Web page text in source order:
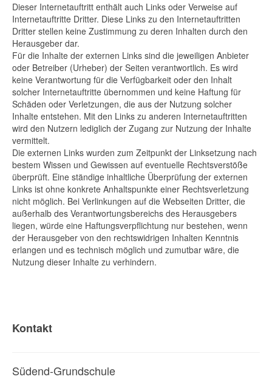
Dieser Internetauftritt enthält auch Links oder Verweise auf
Internetauftritte Dritter. Diese Links zu den Internetauftritten
Dritter stellen keine Zustimmung zu deren Inhalten durch den
Herausgeber dar.
Für die Inhalte der externen Links sind die jeweiligen Anbieter
oder Betreiber (Urheber) der Seiten verantwortlich. Es wird
keine Verantwortung für die Verfügbarkeit oder den Inhalt
solcher Internetauftritte übernommen und keine Haftung für
Schäden oder Verletzungen, die aus der Nutzung solcher
Inhalte entstehen. Mit den Links zu anderen Internetauftritten
wird den Nutzern lediglich der Zugang zur Nutzung der Inhalte
vermittelt.
Die externen Links wurden zum Zeitpunkt der Linksetzung nach
bestem Wissen und Gewissen auf eventuelle Rechtsverstöße
überprüft. Eine ständige inhaltliche Überprüfung der externen
Links ist ohne konkrete Anhaltspunkte einer Rechtsverletzung
nicht möglich. Bei Verlinkungen auf die Webseiten Dritter, die
außerhalb des Verantwortungsbereichs des Herausgebers
liegen, würde eine Haftungsverpflichtung nur bestehen, wenn
der Herausgeber von den rechtswidrigen Inhalten Kenntnis
erlangen und es technisch möglich und zumutbar wäre, die
Nutzung dieser Inhalte zu verhindern.
Kontakt
Südend-Grundschule